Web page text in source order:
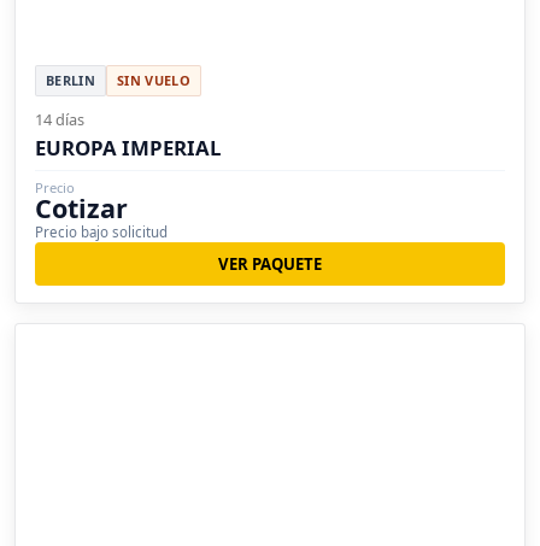
BERLIN SIN VUELO
14 días
EUROPA IMPERIAL
Precio
Cotizar
Precio bajo solicitud
VER PAQUETE